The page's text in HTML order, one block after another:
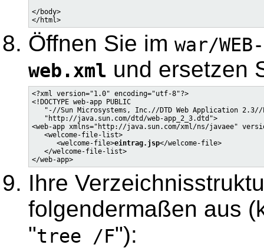
</body>
Öffnen Sie im war/
web.xml und ersetzen
<?xml version="1.0" encoding="utf-8"?>
<!DOCTYPE web-app PUBLIC
"-//Sun Microsystems, Inc.//DTD Web Application
   "http://java.sun.com/dtd/web-app_2_3.dtd">
<web-app xmlns="http://java.sun.com/xml/ns/javaee"
   <welcome-file-list>
      <welcome-file>
eintrag.jsp</welcome-file>
   </welcome-file-list>
Ihre
folgendermaßen aus
"tree /F"):